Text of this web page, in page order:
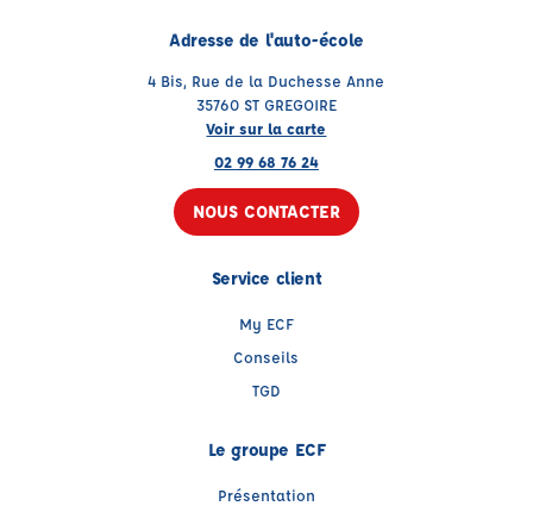
Adresse de l'auto-école
4 Bis, Rue de la Duchesse Anne
35760 ST GREGOIRE
Voir sur la carte
02 99 68 76 24
NOUS CONTACTER
Service client
My ECF
Conseils
TGD
Le groupe ECF
Présentation